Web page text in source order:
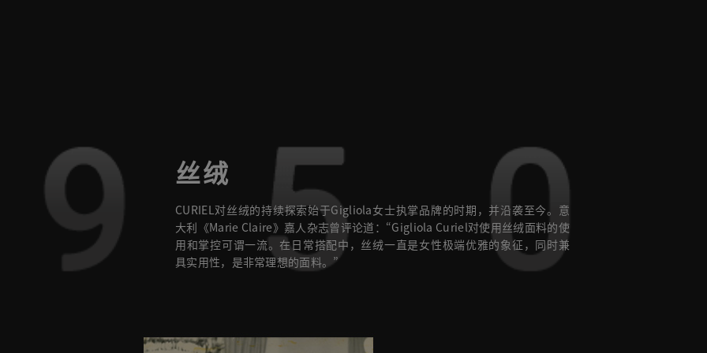
丝绒
CURIEL对丝绒的持续探索始于Gigliola女士执掌品牌的时期，并沿袭至今。意
大利《Marie Claire》嘉人杂志曾评论道：“Gigliola Curiel对使用丝绒面料的使
用和掌控可谓一流。在日常搭配中，丝绒一直是女性极端优雅的象征，同时兼
具实用性，是非常理想的面料。”